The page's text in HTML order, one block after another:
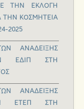
ΤΗΝ ΕΚΛΟΓΗ
ΤΗΝ ΚΟΣΜΗΤΕΙΑ
2025
ΑΝΑΔΕΙΞΗΣ
ΕΔΙΠ ΣΤΗ
ΑΝΑΔΕΙΞΗΣ
ΕΤΕΠ ΣΤΗ